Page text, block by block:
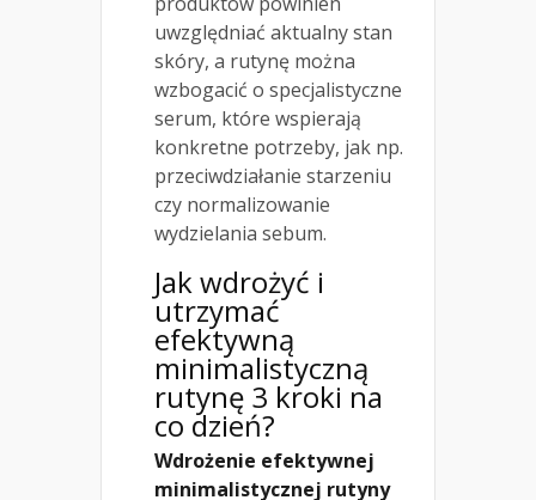
uwzględniać aktualny stan
skóry, a rutynę można
wzbogacić o specjalistyczne
serum, które wspierają
konkretne potrzeby, jak np.
przeciwdziałanie starzeniu
czy normalizowanie
wydzielania sebum.
Jak wdrożyć i
utrzymać
efektywną
minimalistyczną
rutynę 3 kroki na
co dzień?
Wdrożenie efektywnej
minimalistycznej rutyny